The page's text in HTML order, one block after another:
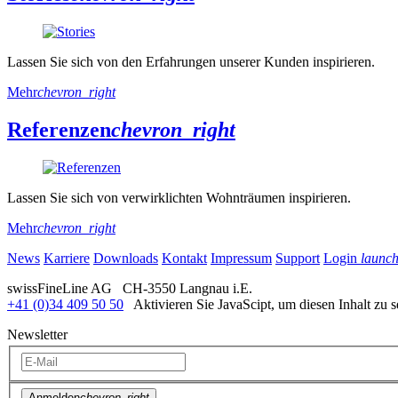
Lassen Sie sich von den Erfahrungen unserer Kunden inspirieren.
Mehrchevron_right
Referenzenchevron_right
Lassen Sie sich von verwirklichten Wohnträumen inspirieren.
Mehrchevron_right
News Karriere Downloads Kontakt Impressum Support Login launch
swissFineLine AG CH-3550 Langnau i.E.
+41 (0)34 409 50 50
Aktivieren Sie JavaScipt, um diesen Inhalt zu
Newsletter